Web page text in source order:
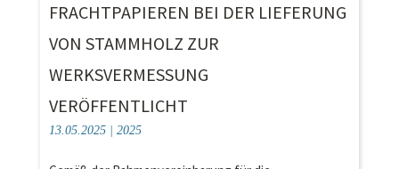
FRACHTPAPIEREN BEI DER LIEFERUNG
VON STAMMHOLZ ZUR
WERKSVERMESSUNG
VERÖFFENTLICHT
13.05.2025| 2025